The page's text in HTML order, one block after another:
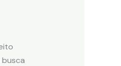
busca